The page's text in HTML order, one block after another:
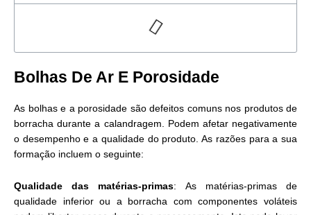
Bolhas De Ar E Porosidade
As bolhas e a porosidade são defeitos comuns nos produtos de
borracha durante a calandragem. Podem afetar negativamente
o desempenho e a qualidade do produto. As razões para a sua
formação incluem o seguinte:
Qualidade das matérias-primas: As matérias-primas de
qualidade inferior ou a borracha com componentes voláteis